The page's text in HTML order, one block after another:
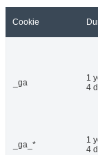
Cookie
_ga
1
4
_ga_*
1
4